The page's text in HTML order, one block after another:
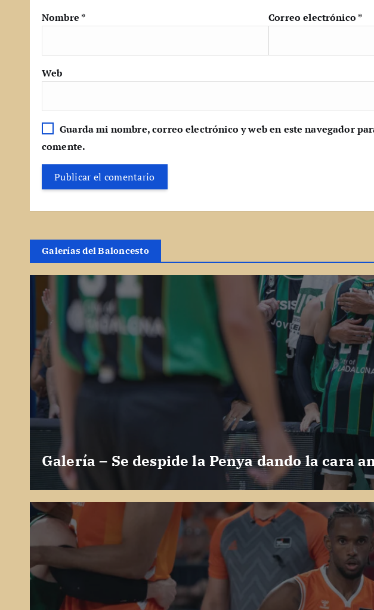
Nombre * Correo electrónico *
Web
Guarda mi nombre, correo electrónico y web en este navegador
comente.
Galerías del Baloncesto
Galería – Se despide la Penya dando la cara